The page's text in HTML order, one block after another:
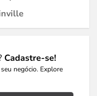
Cadastre-se!
negócio. Explore